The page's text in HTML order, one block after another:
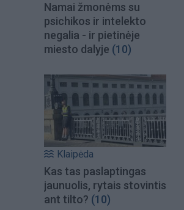
Namai žmonėms su
psichikos ir intelekto
negalia - ir pietinėje
miesto dalyje (10)
Klaipėda
Kas tas paslaptingas
jaunuolis, rytais stovintis
ant tilto? (10)